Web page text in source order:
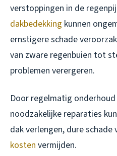
verstoppingen in de
dakbedekking kunnen
ernstigere schade
van zware regenbuien tot
problemen verergeren.
Door regelmatig
noodzakelijke reparaties
dak verlengen, dure
kosten vermijden.